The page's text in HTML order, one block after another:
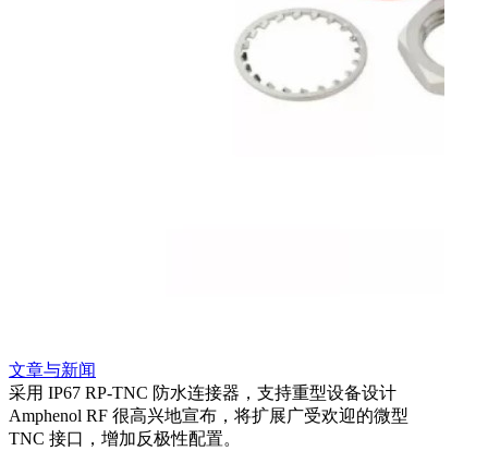
文章与新闻
采用 IP67 RP-TNC 防水连接器，支持重型设备设计
Amphenol RF 很高兴地宣布，将扩展广受欢迎的微型
TNC 接口，增加反极性配置。